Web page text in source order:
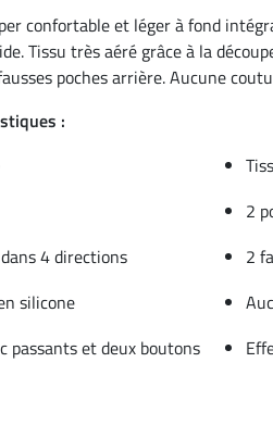
confortable et léger à fond
Tissu très aéré grâce à la
poches arrière. Aucune
:
2
4 directions
2
silicone
passants et deux boutons